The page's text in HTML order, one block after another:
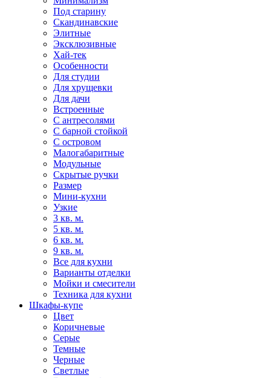
Под старину
Скандинавские
Элитные
Эксклюзивные
Хай-тек
Особенности
Для студии
Для хрущевки
Для дачи
Встроенные
С антресолями
С барной стойкой
С островом
Малогабаритные
Модульные
Скрытые ручки
Размер
Мини-кухни
Узкие
3 кв. м.
5 кв. м.
6 кв. м.
9 кв. м.
Все для кухни
Варианты отделки
Мойки и смесители
Техника для кухни
Шкафы-купе
Цвет
Коричневые
Серые
Темные
Черные
Светлые